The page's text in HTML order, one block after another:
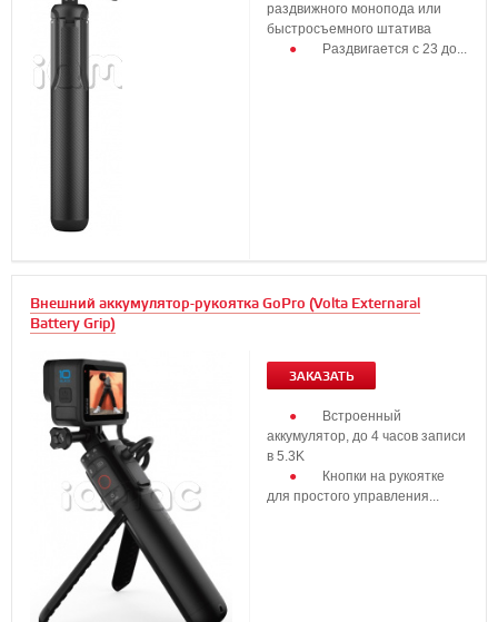
раздвижного монопода или
быстросъемного штатива
Раздвигается с 23 до...
Внешний аккумулятор-рукоятка GoPro (Volta Externaral
Battery Grip)
ЗАКАЗАТЬ
Встроенный
аккумулятор, до 4 часов записи
в 5.3K
Кнопки на рукоятке
для простого управления...